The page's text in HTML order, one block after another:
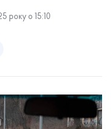
року о 15:10